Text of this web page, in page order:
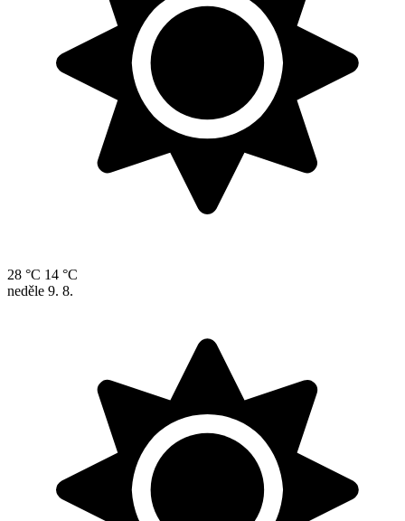
28 °C 14 °C
neděle 9. 8.